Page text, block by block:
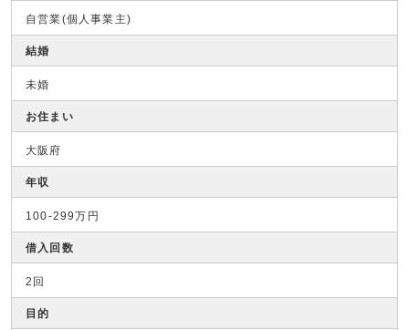
自営業(個人事業主)
結婚
未婚
お住まい
大阪府
年収
100-299万円
借入回数
2回
目的